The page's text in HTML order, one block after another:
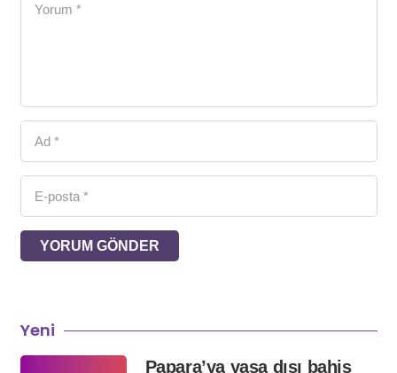
YORUM GÖNDER
Yeni
Papara’ya yasa dışı bahis